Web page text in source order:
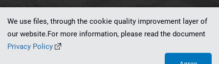
This service runs on
We use files, through the cookie quality improvement layer of
our website.For more information, please read the document
Privacy Policy